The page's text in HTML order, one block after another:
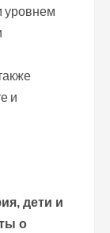
уровнем
и
дети и
о